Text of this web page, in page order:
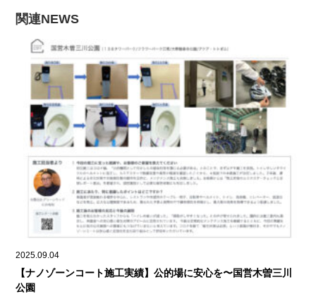
関連NEWS
2025.09.04
【ナノゾーンコート施工実績】公的場に安心を〜国営木曽三川
公園